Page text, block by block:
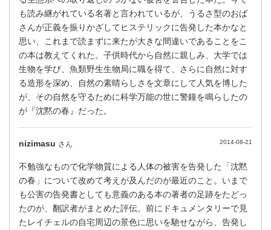
も読み継がれている名著と言われているが、うるさ型のおば
さんが正義を振りかざしてヒステリックに告発した本かなと
思い、これまで読まずに来たが大きな間違いであることをこ
の本は教えてくれた。子供時代から自然に親しみ、大学では
生物を学び、魚類野生生物局に職を得て、さらに自然に対す
る造形を深め、自然の素晴らしさを文章にして人気を博した
が、その自然を守るために科学万能の世に警鐘を鳴らしたの
が『沈黙の春』だった。
nizimasu さん 2014-08-21
不勉強なもので化学物質による人体の被害を告発した「沈黙
の春」について改めて考えが及んだのが最近のこと。いまで
も公害の告発書としても意義のある本の著者の足跡をたどっ
たのが、翻訳者がまとめた評伝。前にドキュメンタリーで見
たレイチェルの自宅周辺の景色に思いを馳せながら、告発し